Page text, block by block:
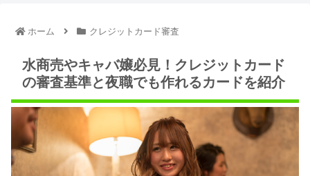
ホーム クレジットカード審査
水商売やキャバ嬢必見！クレジットカード
の審査基準と夜職でも作れるカードを紹介